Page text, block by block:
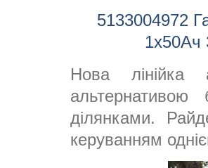
5133004972
1х50Ач
Нова лінійка
ділянками.
керуванням